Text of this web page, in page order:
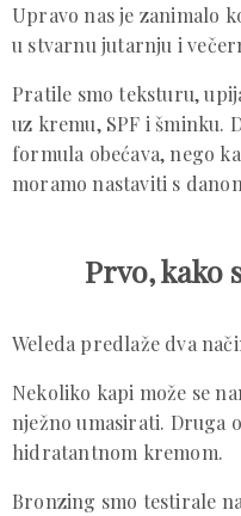
Upravo nas je zanimalo
u stvarnu jutarnju i
Pratile smo teksturu,
uz kremu, SPF i šminku.
formula obećava, nego
moramo nastaviti s
Prvo, kako
Weleda predlaže dva
Nekoliko kapi može se
nježno umasirati. Druga
hidratantnom kremom.
Bronzing smo testirale